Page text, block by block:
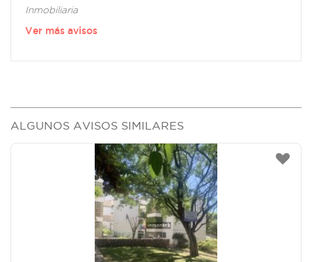
Inmobiliaria
Ver más avisos
ALGUNOS AVISOS SIMILARES